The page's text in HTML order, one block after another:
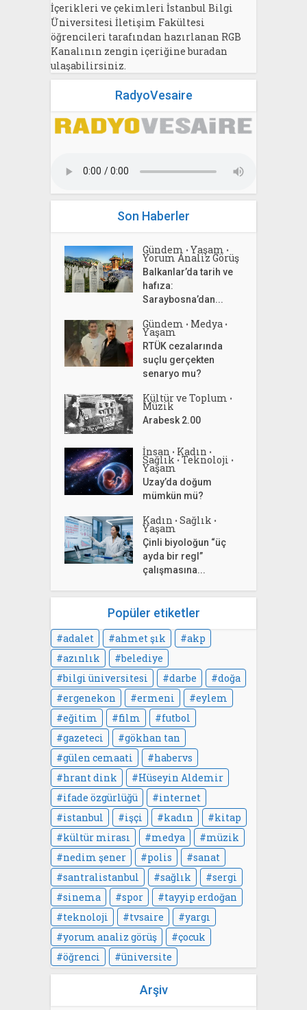
İçerikleri ve çekimleri İstanbul Bilgi
Üniversitesi İletişim Fakültesi
öğrencileri tarafından hazırlanan RGB
Kanalının zengin içeriğine buradan
ulaşabilirsiniz.
RadyoVesaire
Son Haberler
Gündem • Yaşam •
Yorum Analiz Görüş
Balkanlar’da tarih ve
hafıza:
Saraybosna’dan...
Gündem • Medya •
Yaşam
RTÜK cezalarında
suçlu gerçekten
senaryo mu?
Kültür ve Toplum •
Müzik
Arabesk 2.00
İnsan • Kadın •
Sağlık • Teknoloji •
Yaşam
Uzay’da doğum
mümkün mü?
Kadın • Sağlık •
Yaşam
Çinli biyoloğun “üç
ayda bir regl”
çalışmasına...
Popüler etiketler
adalet ahmet şık
akp
azınlık
belediye
bilgi üniversitesi
darbe
doğa
ergenekon
ermeni
eylem
eğitim
film
futbol
gazeteci
gökhan tan
gülen cemaati
habervs
hrant dink
Hüseyin Aldemir
ifade özgürlüğü
internet
istanbul
işçi kadın
kitap
kültür mirası
medya
müzik
nedim şener
polis
sanat
santralistanbul
sağlık
sergi
sinema
spor
tayyip erdoğan
teknoloji
tvsaire
yargı
yorum analiz görüş
çocuk
öğrenci
üniversite
Arşiv